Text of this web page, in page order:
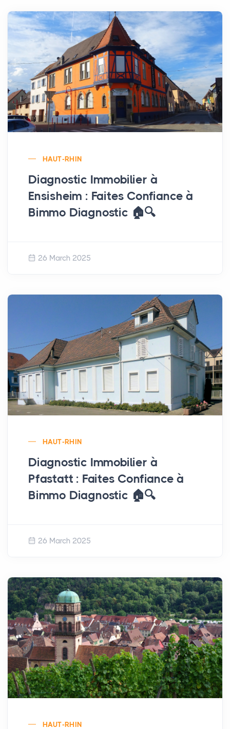
HAUT-RHIN
Diagnostic Immobilier à
Ensisheim : Faites Confiance à
Bimmo Diagnostic 🏠🔍
26 March 2025
HAUT-RHIN
Diagnostic Immobilier à
Pfastatt : Faites Confiance à
Bimmo Diagnostic 🏠🔍
26 March 2025
HAUT-RHIN